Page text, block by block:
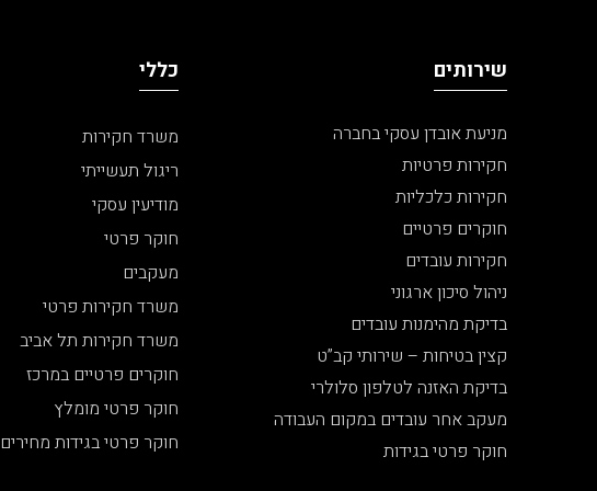
שירותים
מניעת אובדן עסקי בחברה
חקירות פרטיות
חקירות כלכליות
חוקרים פרטיים
חקירות עובדים
ניהול סיכון ארגוני
בדיקת מהימנות עובדים
קצין בטיחות – שירותי קב”ט
בדיקת האזנה לטלפון סלולרי
מעקב אחר עובדים במקום העבודה
חוקר פרטי בגידות
כללי
משרד חקירות
ריגול תעשייתי
מודיעין עסקי
חוקר פרטי
מעקבים
משרד חקירות פרטי
משרד חקירות תל אביב
חוקרים פרטיים במרכז
חוקר פרטי מומלץ
חוקר פרטי בגידות מחירים